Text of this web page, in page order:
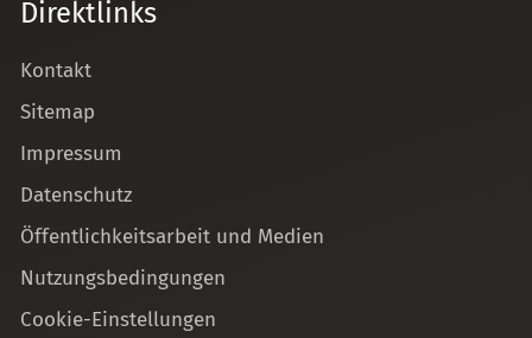
Direktlinks
Kontakt
Sitemap
Impressum
Datenschutz
Öffentlichkeitsarbeit und Medien
Nutzungsbedingungen
Cookie-Einstellungen